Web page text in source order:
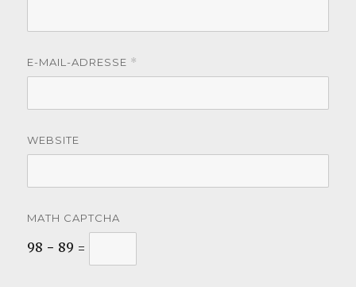
E-MAIL-ADRESSE *
WEBSITE
MATH CAPTCHA
98 − 89 =